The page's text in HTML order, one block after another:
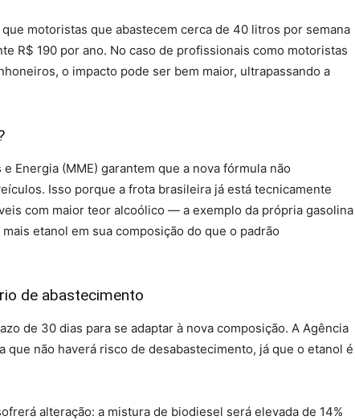
motoristas que abastecem cerca de 40 litros por semana
R$ 190 por ano. No caso de profissionais como motoristas
o impacto pode ser bem maior, ultrapassando a
Energia (MME) garantem que a nova fórmula não
Isso porque a frota brasileira já está tecnicamente
com maior teor alcoólico — a exemplo da própria gasolina
etanol em sua composição do que o padrão
de abastecimento
de 30 dias para se adaptar à nova composição. A Agência
que não haverá risco de desabastecimento, já que o etanol é
alteração: a mistura de biodiesel será elevada de 14%